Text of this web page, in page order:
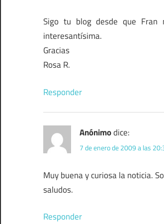
Sigo tu blog desde que Fran
interesantísima.
Gracias
Rosa R.
Responder
Anónimodice:
7 de enero de 2009 a las
Muy buena y curiosa la noticia.
saludos.
Responder